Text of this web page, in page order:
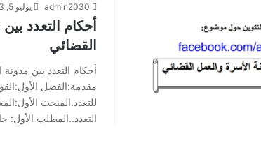
admin2030 يوليو 5, 2023
أحكام التعدد
القضائي
أحكام التعدد بين
مقدمة:الفصل
للتعدد.المبحث
التعدد..المطلب